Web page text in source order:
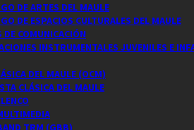
DE ARTES DEL MAULE
DE ESPACIOS CULTURALES DEL MAULE
DE COMUNICACIÓN
INSTRUMENTALES JUVENILES E
DEL MAULE (OCM)
CLÁSICA DEL MAULE
TRM (GBB)